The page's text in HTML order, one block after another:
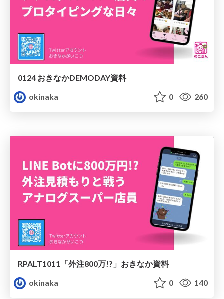
0124 おきなかDEMODAY資料
okinaka
0 260
RPALT1011「外注800万!?」おきなか資料
okinaka
0 140